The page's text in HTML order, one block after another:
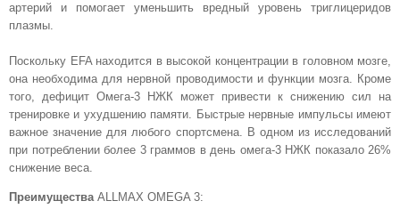
артерий и помогает уменьшить вредный уровень триглицеридов
плазмы.
Поскольку EFA находится в высокой концентрации в головном мозге,
она необходима для нервной проводимости и функции мозга. Кроме
того, дефицит Омега-3 НЖК может привести к снижению сил на
тренировке и ухудшению памяти. Быстрые нервные импульсы имеют
важное значение для любого спортсмена. В одном из исследований
при потреблении более 3 граммов в день омега-3 НЖК показало 26%
снижение веса.
Преимущества ALLMAX OMEGA 3: